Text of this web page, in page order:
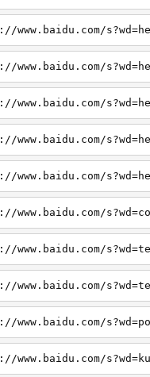
www.baidu.com/
www.baidu.com/
www.baidu.com/
www.baidu.com/
www.baidu.com/
www.baidu.com/
www.baidu.com/
www.baidu.com/
www.baidu.com/
www.baidu.com/